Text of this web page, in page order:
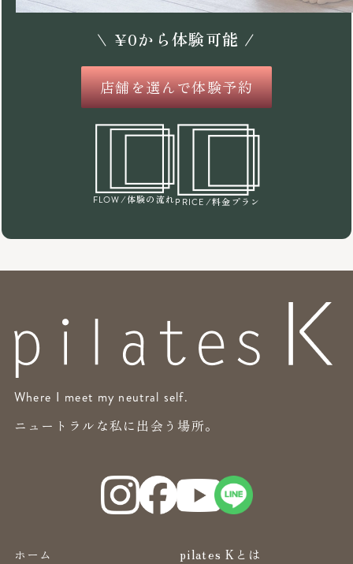
\ ¥0から体験可能 /
店舗を選んで体験予約
FLOW /体験の流れPRICE /料金プラン
Where I meet my neutral self.
ニュートラルな私に出会う場所。
ホーム
pilates Kとは